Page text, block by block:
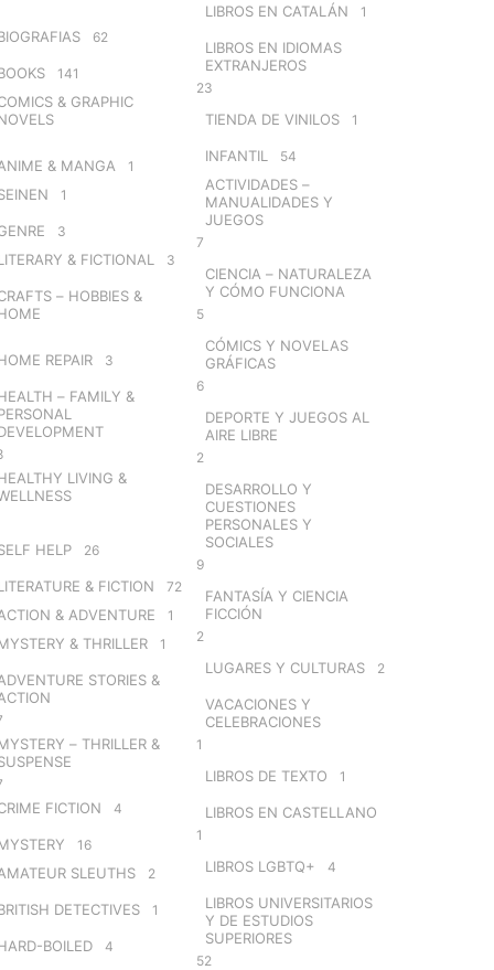
62
141
& GRAPHIC
& MANGA 1
1
3
& FICTIONAL 3
– HOBBIES &
REPAIR 3
– FAMILY &
LIVING &
HELP 26
& FICTION 72
& ADVENTURE 1
& THRILLER 1
STORIES &
– THRILLER &
FICTION 4
16
SLEUTHS 2
DETECTIVES 1
BOILED 4
LIBROS EN CATALÁN 1
LIBROS EN IDIOMAS
EXTRANJEROS
23
TIENDA DE VINILOS 1
INFANTIL 54
ACTIVIDADES –
MANUALIDADES Y
JUEGOS
7
CIENCIA – NATURALEZA
Y CÓMO FUNCIONA
5
CÓMICS Y NOVELAS
GRÁFICAS
6
DEPORTE Y JUEGOS AL
AIRE LIBRE
2
DESARROLLO Y
CUESTIONES
PERSONALES Y
SOCIALES
9
FANTASÍA Y CIENCIA
FICCIÓN
2
LUGARES Y CULTURAS 2
VACACIONES Y
CELEBRACIONES
1
LIBROS DE TEXTO 1
LIBROS EN CASTELLANO
1
LIBROS LGBTQ+ 4
LIBROS UNIVERSITARIOS
Y DE ESTUDIOS
SUPERIORES
52